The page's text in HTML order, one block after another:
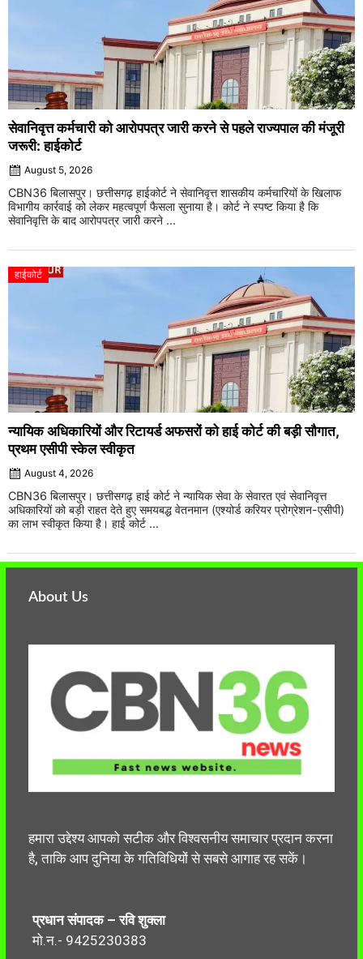
सेवानिवृत्त कर्मचारी को आरोपपत्र जारी करने से पहले राज्यपाल की मंजूरी
जरूरी: हाईकोर्ट
August 5, 2026
CBN36 बिलासपुर। छत्तीसगढ़ हाईकोर्ट ने सेवानिवृत्त शासकीय कर्मचारियों के खिलाफ
विभागीय कार्रवाई को लेकर महत्वपूर्ण फैसला सुनाया है। कोर्ट ने स्पष्ट किया है कि
सेवानिवृत्ति के बाद आरोपपत्र जारी करने ...
हाईकोर्ट
न्यायिक अधिकारियों और रिटायर्ड अफसरों को हाई कोर्ट की बड़ी सौगात,
प्रथम एसीपी स्केल स्वीकृत
August 4, 2026
CBN36 बिलासपुर। छत्तीसगढ़ हाई कोर्ट ने न्यायिक सेवा के सेवारत एवं सेवानिवृत्त
अधिकारियों को बड़ी राहत देते हुए समयबद्ध वेतनमान (एश्योर्ड करियर प्रोग्रेशन-एसीपी)
का लाभ स्वीकृत किया है। हाई कोर्ट ...
About Us
हमारा उद्देश्य आपको सटीक और विश्वसनीय समाचार प्रदान करना
है, ताकि आप दुनिया के गतिविधियों से सबसे आगाह रह सकें।
प्रधान संपादक – रवि शुक्ला
मो.न.- 9425230383